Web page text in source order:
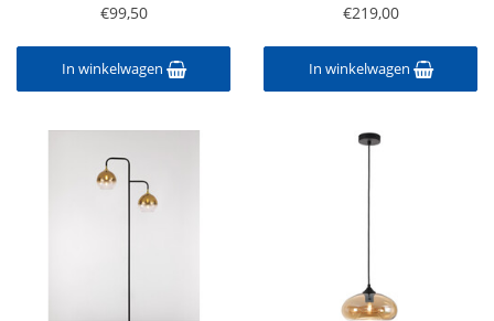
€99,50
In winkelwagen
€219,00
In winkelwagen